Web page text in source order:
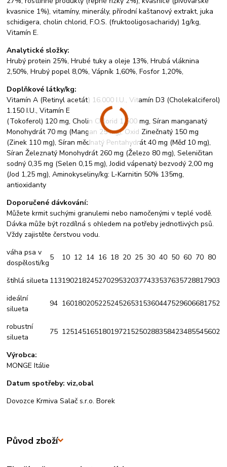
kvasnice 1%), vitamíny, minerály, přírodní kaštanový extrakt, juka
schidigera, cholin chlorid, F.O.S. (fruktooligosacharidy) 1g/kg,
Vitamín E.
Analytické složky:
Hrubý protein 25%, Hrubé tuky a oleje 13%, Hrubá vláknina
2,50%, Hrubý popel 8,0%, Vápník 1,60%, Fosfor 1,20%,
Doplňkové látky/kg:
Vitamín A (Retinyl acetát) 16.000 I.U., Vitamín D3 (Cholekalciferol)
1.150 I.U., Vitamín E
(Tokoferol) 120 mg, Cholin Chlorid 1.500 mg, Síran manganatý
Monohydrát 70 mg (Mangan 25 mg), Oxid Zinečnatý 150 mg
(Zinek 110 mg), Síran měďnatý Pentahydrát 40 mg (Měď 10 mg),
Síran Železnatý Monohydrát 260 mg (Železo 80 mg), Seleničitan
sodný 0,35 mg (Selen 0,15 mg), Jodid vápenatý bezvodý 2,00 mg
(Jod 1,25 mg), Aminokyseliny/kg: L-Karnitin 50% 135mg,
antioxidanty
Doporučené dávkování:
Můžete krmit suchými granulemi nebo namočenými v teplé vodě.
Dávka může být rozdílná s ohledem na potřeby jednotlivých psů.
Vždy zajistěte čerstvou vodu.
váha psa v
dospělosti/kg
5 10 12 14 16 18 20 25 30 40 50 60 70 80
štíhlá silueta 113190218245270295320377433537635728817903
ideální
silueta
94 160180205225245265315360447529606681752
robustní
silueta
75 125145165180197215250288358423485545602
Výrobca:
MONGE Itálie
Datum spotřeby: viz,obal
Dovozce Krmiva Salač s.r.o. Borek
Původ zboží